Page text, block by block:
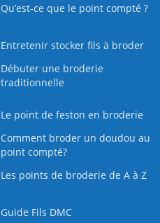
Qu’est-ce que le point compté ?
Entretenir stocker fils à broder
Débuter une broderie
traditionnelle
Le point de feston en broderie
Comment broder un doudou au
point compté?
Les points de broderie de A à Z
Guide Fils DMC